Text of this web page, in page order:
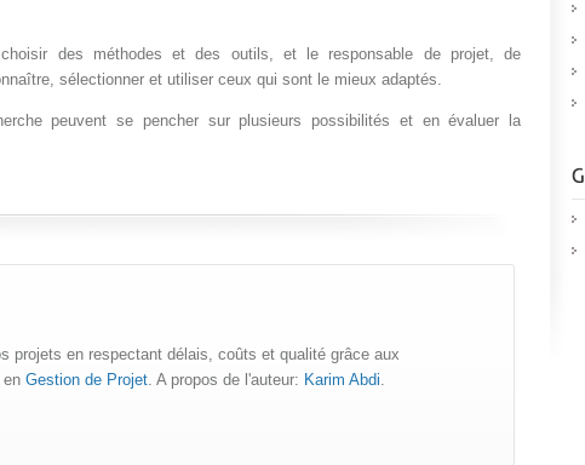
des méthodes et des outils, et le responsable de projet, de
sélectionner et utiliser ceux qui sont le mieux adaptés.
peuvent se pencher sur plusieurs possibilités et en évaluer la
projets en respectant délais, coûts et qualité grâce aux
en Gestion de Projet. A propos de l'auteur: Karim Abdi.